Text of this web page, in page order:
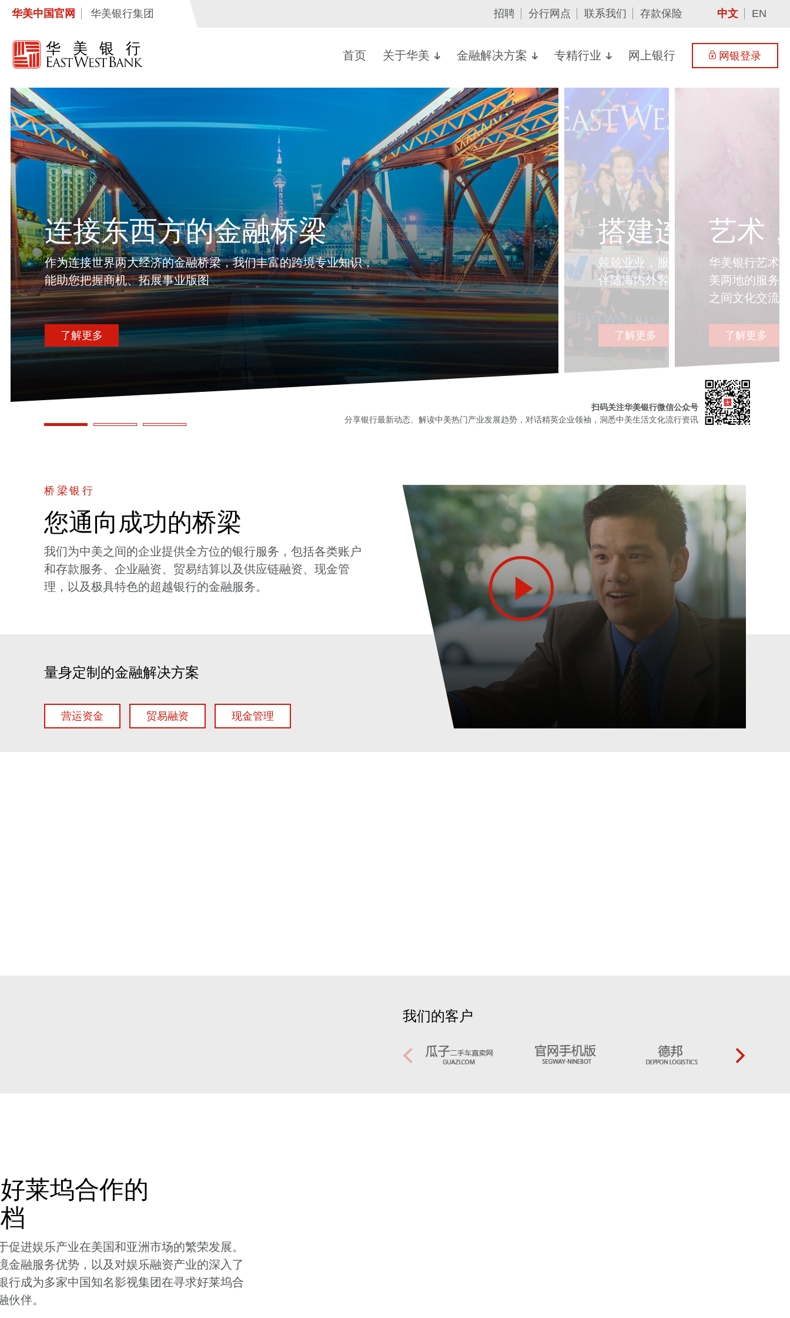
华美中国官网 华美银行集团 招聘 分行网点 联系我们 存款保险 中文 EN
首页 关于华美 金融解决方案 专精行业 网上银行 网银登录
连接东西方的金融桥梁
作为连接世界两大经济的金融桥梁，我们丰富的跨境专业知识，
能助您把握商机、拓展事业版图
了解更多
搭建连接机遇
兢兢业业，服务五十余载
伴随海内外客户蓬勃发展，在国际
了解更多
艺术
华美银行艺术
美两地的服务
之间文化交流
了解更多
扫码关注华美银行微信公众号
分享银行最新动态、解读中美热门产业发展趋势，对话精英企业领袖，洞悉中美生活文化流行资讯
桥梁银行
您通向成功的桥梁
我们为中美之间的企业提供全方位的银行服务，包括各类账户
和存款服务、企业融资、贸易结算以及供应链融资、现金管
理，以及极具特色的超越银行的金融服务。
量身定制的金融解决方案
营运资金 贸易融资 现金管理
我们的客户
莱坞合作的
促进娱乐产业在美国和亚洲市场的繁荣发展。
金融服务优势，以及对娱乐融资产业的深入了
行成为多家中国知名影视集团在寻求好莱坞合
伙伴。